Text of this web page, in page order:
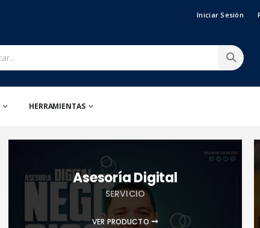
Iniciar Sesión
HERRAMIENTAS
Asesoría Digital
SERVICIO
VER PRODUCTO